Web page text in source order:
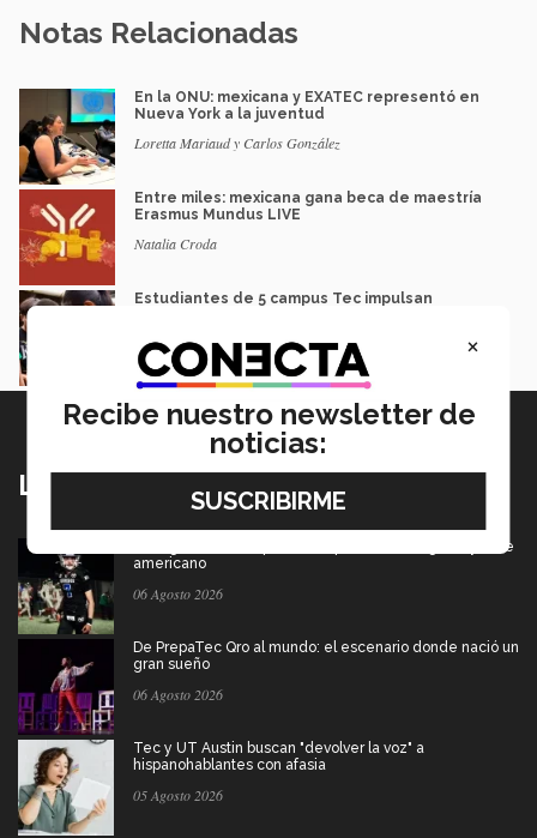
Notas Relacionadas
En la ONU: mexicana y EXATEC representó en
Nueva York a la juventud
Loretta Mariaud y Carlos González
Entre miles: mexicana gana beca de maestría
Erasmus Mundus LIVE
Natalia Croda
Estudiantes de 5 campus Tec impulsan
Juan José Flores Nava
Lo más nuevo
Borregos CCM van por el campeonato en Liga Mayor de
americano
06 Agosto 2026
De PrepaTec Qro al mundo: el escenario donde nació un
gran sueño
06 Agosto 2026
Tec y UT Austin buscan "devolver la voz" a
hispanohablantes con afasia
05 Agosto 2026
×
Recibe nuestro newsletter de
noticias: